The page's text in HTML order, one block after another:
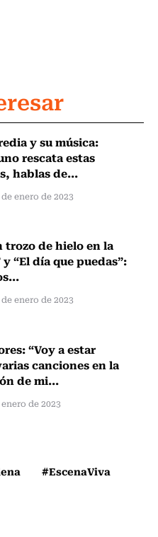
y su música:
rescata estas
hablas de...
enero de 2023
trozo de hielo en la
“El día que puedas”:
enero de 2023
“Voy a estar
canciones en la
de mi...
de 2023
#EscenaViva